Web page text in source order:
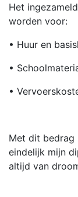
Het
worden voor:
• Huur en
•
•
Met dit bedrag
eindelijk mijn
altijd van